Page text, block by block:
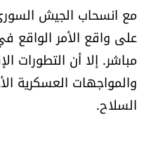
مع انسحاب الجيش السوري
على واقع الأمر الواقع
مباشر. إلا أن التطورات
والمواجهات العسكرية
السلاح.